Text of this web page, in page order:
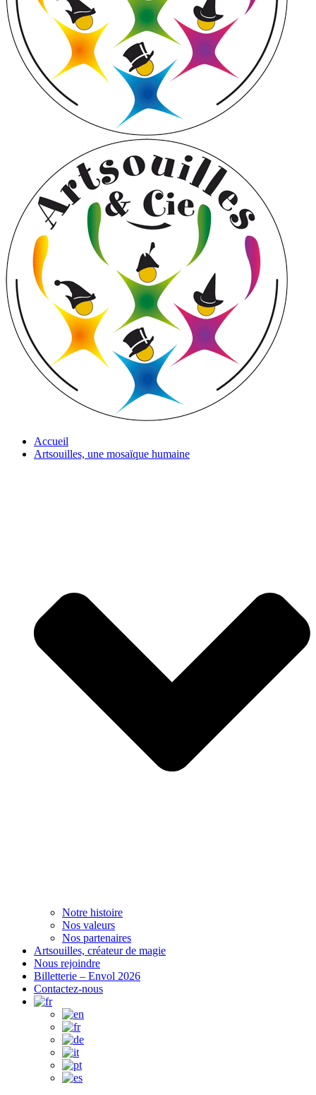
Accueil
Artsouilles, une mosaïque humaine
Notre histoire
Nos valeurs
Nos partenaires
Artsouilles, créateur de magie
Nous rejoindre
Billetterie – Envol 2026
Contactez-nous